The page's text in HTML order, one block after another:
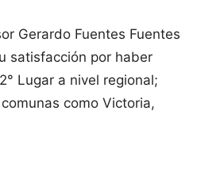
Gerardo Fuentes Fuentes
satisfacción por haber
Lugar a nivel regional;
como Victoria,